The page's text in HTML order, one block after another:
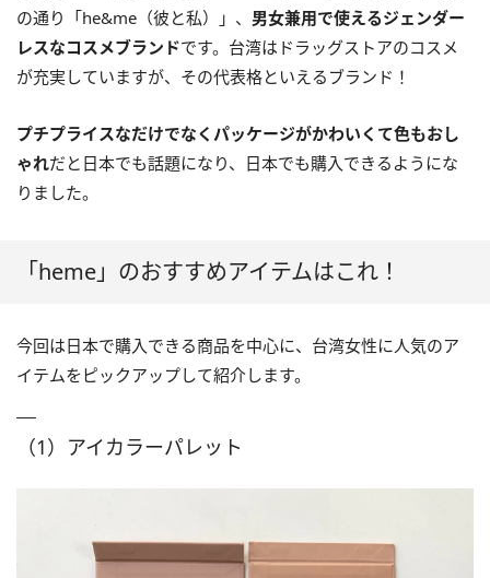
の通り「he&me（彼と私）」、 男女兼用で使えるジェンダー
レスなコスメブランドです。台湾はドラッグストアのコスメ
が充実していますが、その代表格といえるブランド！
プチプライスなだけでなくパッケージがかわいくて色もおし
ゃれだと日本でも話題になり、日本でも購入できるようにな
りました。
「heme」のおすすめアイテムはこれ！
今回は日本で購入できる商品を中心に、台湾女性に人気のア
イテムをピックアップして紹介します。
（1）アイカラーパレット